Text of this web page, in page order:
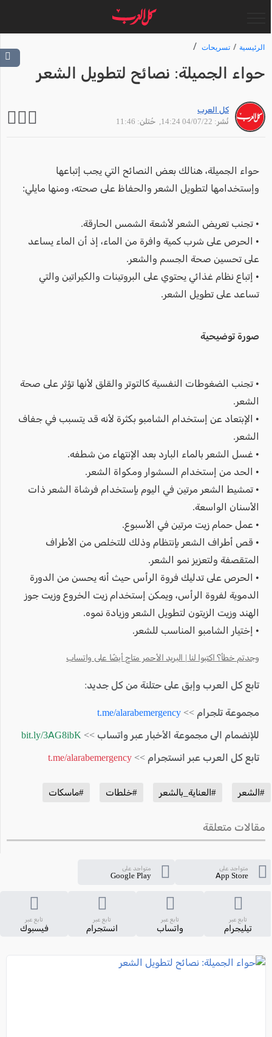
الرئيسية تسريحات
حواء الجميلة: نصائح لتطويل الشعر
كل العرب
نُشر: 04/07/22 14:24
, حُتلن: 11:46
حواء الجميلة، هنالك بعض النصائح التي يجب إتباعها
وإستخدامها لتطويل الشعر والحفاظ على صحته، ومنها مايلي:
• تجنب تعريض الشعر لأشعة الشمس الحارقة.
• الحرص على شرب كمية وافرة من الماء، إذ أن الماء يساعد
على تحسين صحة الجسم والشعر.
• إتباع نظام غذائي يحتوي على البروتينات والكيراتين والتي
تساعد على تطويل الشعر.
صورة توضيحية
• تجنب الضغوطات النفسية كالتوتر والقلق لأنها تؤثر على صحة
الشعر.
• الإبتعاد عن إستخدام الشامبو بكثرة لأنه قد يتسبب في جفاف
الشعر.
• غسل الشعر بالماء البارد بعد الإنتهاء من شطفه.
• الحد من إستخدام السشوار ومكواة الشعر.
• تمشيط الشعر مرتين في اليوم بإستخدام فرشاة الشعر ذات
الأسنان الواسعة.
• عمل حمام زيت مرتين في الأسبوع.
• قص أطراف الشعر بإنتظام وذلك للتخلص من الأطراف
المتقصفة ولتعزيز نمو الشعر.
• الحرص على تدليك فروة الرأس حيث أنه يحسن من الدورة
الدموية لفروة الرأس، ويمكن إستخدام زيت الخروع وزيت جوز
الهند وزيت الزيتون لتطويل الشعر وزيادة نموه.
• إختيار الشامبو المناسب للشعر.
وجدتم خطأ؟ اكتبوا لنا | البريد الأحمر متاح أيضًا على واتساب
تابع كل العرب وإبق على حتلنة من كل جديد:
مجموعة تلجرام >> t.me/alarabemergency
للإنضمام الى مجموعة الأخبار عبر واتساب >> bit.ly/3AG8ibK
تابع كل العرب عبر انستجرام >> t.me/alarabemergency
#الشعر #العناية_بالشعر #خلطات #ماسكات
مقالات متعلقة
متواجد على
App Store
متواجد على
Google Play
تابع عبر
تيليجرام
تابع عبر
واتساب
تابع عبر
انستجرام
تابع عبر
فيسبوك